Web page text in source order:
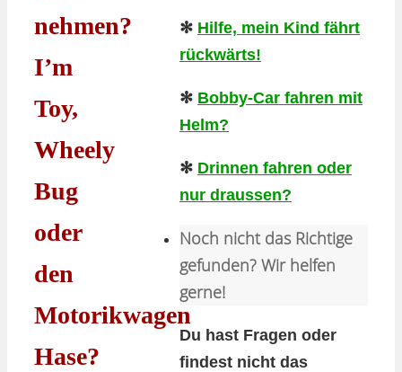
nehmen?
I’m
Toy,
Wheely
Bug
oder
den
Motorikwagen
Hase?
✻ Hilfe, mein Kind fährt
rückwärts!
✻ Bobby-Car fahren mit
Helm?
✻ Drinnen fahren oder
nur draussen?
Noch nicht das Richtige
gefunden? Wir helfen
gerne!
Du hast Fragen oder
findest nicht das